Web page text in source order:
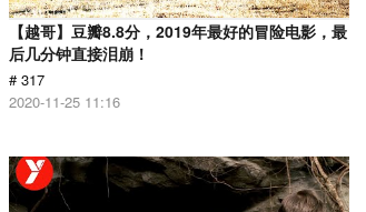
【越哥】豆瓣8.8分，2019年最好的冒险电影，最
后几分钟直接泪崩！
# 317
2020-11-25 11:16